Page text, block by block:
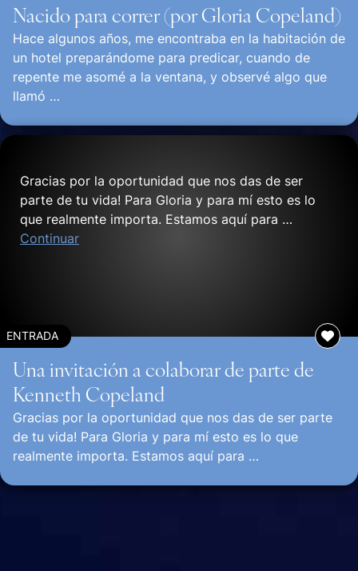
Nacido para correr (por Gloria Copeland)
Hace algunos años, me encontraba en la habitación de
un hotel preparándome para predicar, cuando de
repente me asomé a la ventana, y observé algo que
llamó …
Gracias por la oportunidad que nos das de ser
parte de tu vida! Para Gloria y para mí esto es lo
que realmente importa. Estamos aquí para …
Continuar
ENTRADA
Una invitación a colaborar de parte de
Kenneth Copeland
Gracias por la oportunidad que nos das de ser parte
de tu vida! Para Gloria y para mí esto es lo que
realmente importa. Estamos aquí para …